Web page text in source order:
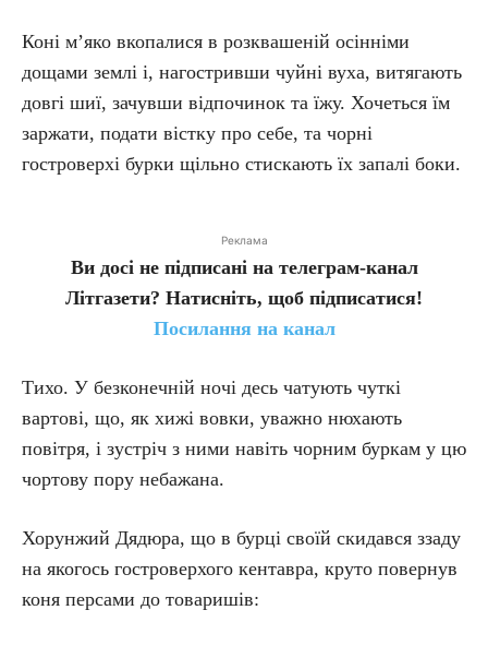
Коні м’яко вкопалися в розквашеній осінніми
дощами землі і, нагостривши чуйні вуха, витягають
довгі шиї, зачувши відпочинок та їжу. Хочеться їм
заржати, подати вістку про себе, та чорні
гостроверхі бурки щільно стискають їх запалі боки.
Реклама
Ви досі не підписані на телеграм-канал
Літгазети? Натисніть, щоб підписатися!
Посилання на канал
Тихо. У безконечній ночі десь чатують чуткі
вартові, що, як хижі вовки, уважно нюхають
повітря, і зустріч з ними навіть чорним буркам у цю
чортову пору небажана.
Хорунжий Дядюра, що в бурці своїй скидався ззаду
на якогось гостроверхого кентавра, круто повернув
коня персами до товаришів: